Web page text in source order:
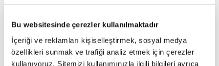
Bu websitesinde çerezler kullanılmaktadır
İçeriği ve reklamları kişiselleştirmek, sosyal medya
özellikleri sunmak ve trafiği analiz etmek için çerezler
kullanıyoruz. Sitemizi kullanımınızla ilgili bilgileri ayrıca
OtoplusGarantisi